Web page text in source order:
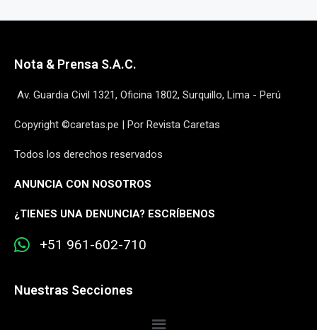
Nota & Prensa S.A.C.
Av. Guardia Civil 1321, Oficina 1802, Surquillo, Lima - Perú
Copyright ©caretas.pe | Por Revista Caretas
Todos los derechos reservados
ANUNCIA CON NOSOTROS
¿TIENES UNA DENUNCIA? ESCRÍBENOS
+51 961-602-710
Nuestras Secciones